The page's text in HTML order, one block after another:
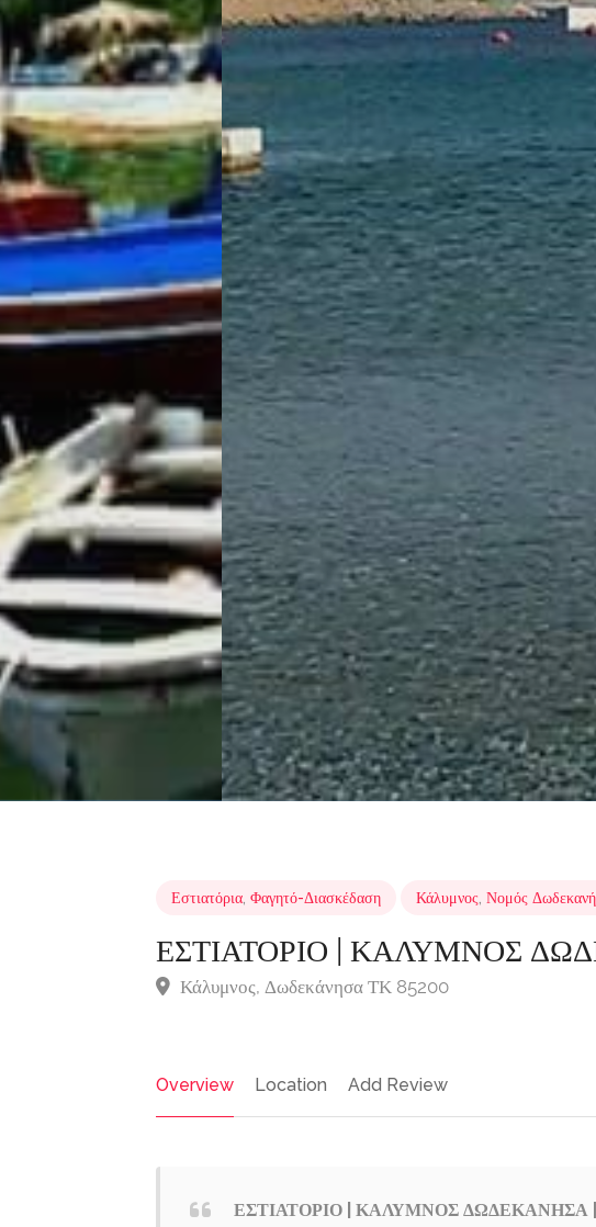
Εστιατόρια, Φαγητό-Διασκέδαση Κάλυμνος, Νομός
ΕΣΤΙΑΤΟΡΙΟ | ΚΑΛΥΜΝΟΣ
Κάλυμνος, Δωδεκάνησα ΤΚ 85200
Overview Location Add Review
ΕΣΤΙΑΤΟΡΙΟ | ΚΑΛΥΜΝΟΣ ΔΩΔΕΚΑΝΗΣΑ